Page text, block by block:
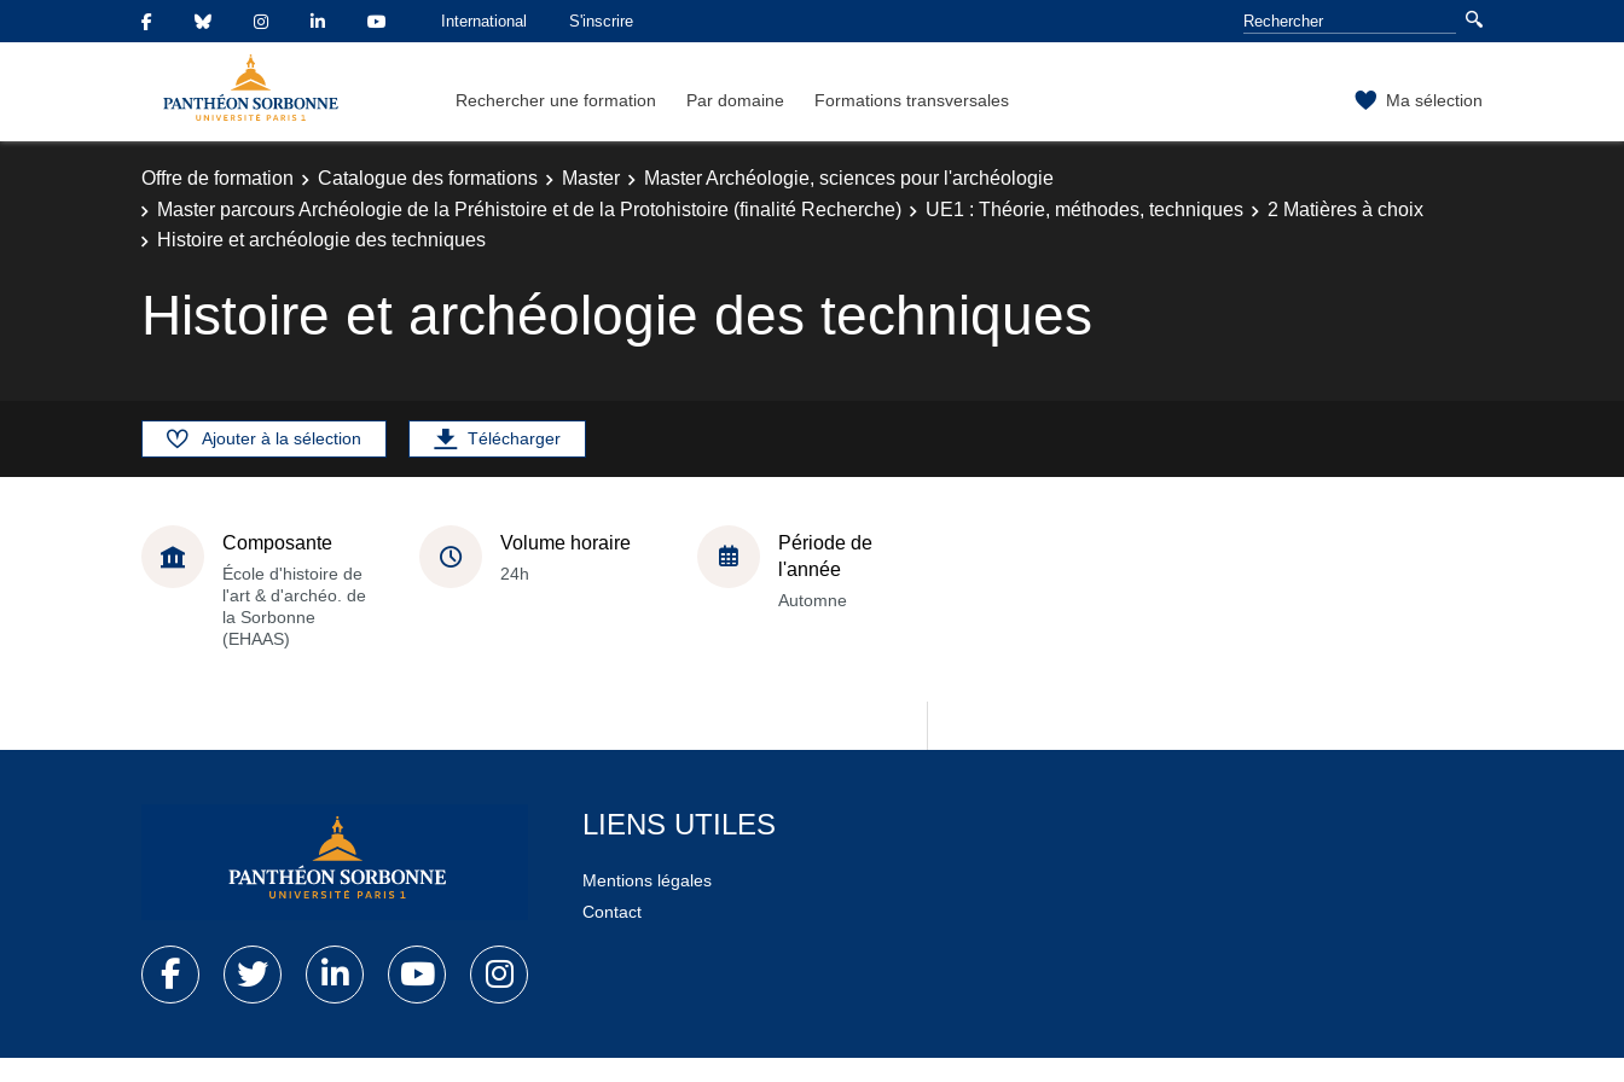
International S'inscrire
Rechercher une formation Par domaine Formations transversales Ma sélection
Offre de formation Catalogue des formations Master
Master Archéologie, sciences pour l'archéologie
Master parcours Archéologie de la Préhistoire et de la Protohistoire (finalité Recherche)
UE1 : Théorie, méthodes, techniques
2 Matières à choix
Histoire et archéologie des techniques
Histoire et archéologie des techniques
Ajouter à la sélection Télécharger
Composante
École d'histoire de
l'art & d'archéo. de
la Sorbonne
(EHAAS)
Volume horaire
24h
Période de
l'année
Automne
LIENS UTILES
Mentions légales
Contact